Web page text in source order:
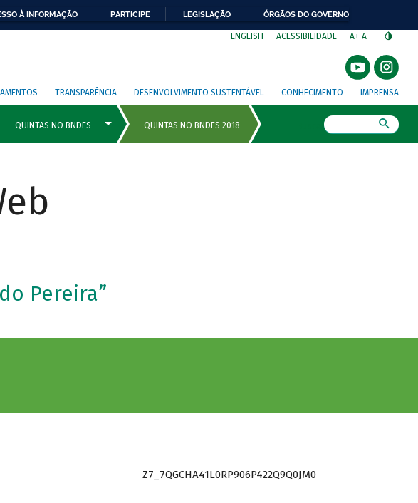
À INFORMAÇÃO PARTICIPE LEGISLAÇÃO ÓRGÃOS DO GOVERNO
ENGLISH ACESSIBILIDADE A+ A-
TRANSPARÊNCIA DESENVOLVIMENTO SUSTENTÁVEL CONHECIMENTO IMPRENSA
Pereira”
Z7_7QGCHA41L0RP906P422Q9Q0JM0